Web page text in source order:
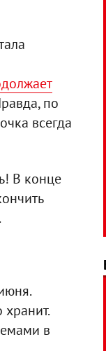
по
всегда
В конце
в